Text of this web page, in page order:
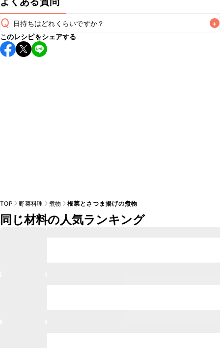
Q 日持ちはどれくらいですか？ +
保存期間は冷蔵で翌日中が目安です。なるべくお早めにお召
し上がりください。
このレシピをシェアする
TOP 野菜料理 煮物 根菜とさつま揚げの煮物
同じ材料の人気ランキング